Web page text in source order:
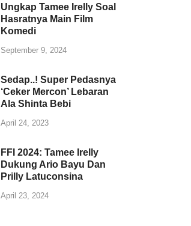
Ungkap Tamee Irelly Soal
Hasratnya Main Film
Komedi
September 9, 2024
Sedap..! Super Pedasnya
‘Ceker Mercon’ Lebaran
Ala Shinta Bebi
April 24, 2023
FFI 2024: Tamee Irelly
Dukung Ario Bayu Dan
Prilly Latuconsina
April 23, 2024